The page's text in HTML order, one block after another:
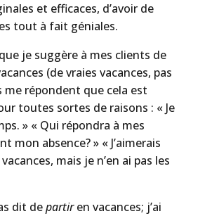
et efficaces, d’avoir de
tout à fait géniales.
je suggère à mes clients de
(de vraies vacances, pas
me répondent que cela est
toutes sortes de raisons : « Je
» « Qui répondra à mes
mon absence? » « J’aimerais
mais je n’en ai pas les
dit departiren vacances; j’ai